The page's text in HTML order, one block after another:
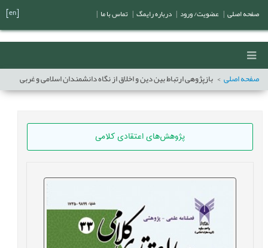
صفحه اصلی بازپژوهی ارتباط بين دین و اخلاق از نگاه دانشمندان اسلامی و غربی
پژوهش‌های اعتقادی کلامی
صفحه اصلی عضویت/ ورود درباره رایمگ تماس با ما